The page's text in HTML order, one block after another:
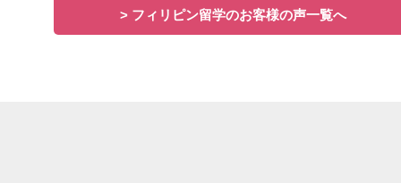
> フィリピン留学のお客様の声一覧へ